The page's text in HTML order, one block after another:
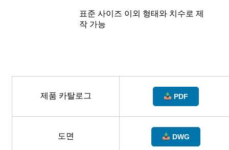
표준 사이즈 이외 형태와 치수로 제
작 가능
제품 카탈로그 PDF
도면 DWG